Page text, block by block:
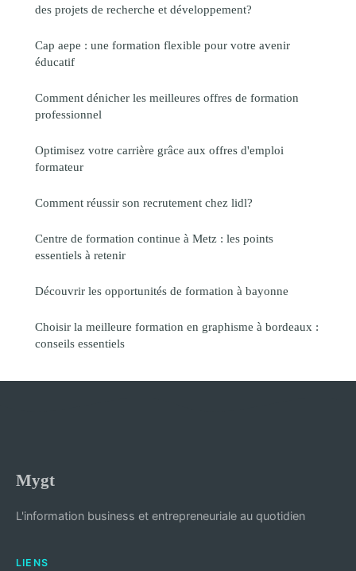
des projets de recherche et développement?
Cap aepe : une formation flexible pour votre avenir
éducatif
Comment dénicher les meilleures offres de formation
professionnel
Optimisez votre carrière grâce aux offres d'emploi
formateur
Comment réussir son recrutement chez lidl?
Centre de formation continue à Metz : les points
essentiels à retenir
Découvrir les opportunités de formation à bayonne
Choisir la meilleure formation en graphisme à bordeaux :
conseils essentiels
Mygt
L'information business et entrepreneuriale au quotidien
LIENS